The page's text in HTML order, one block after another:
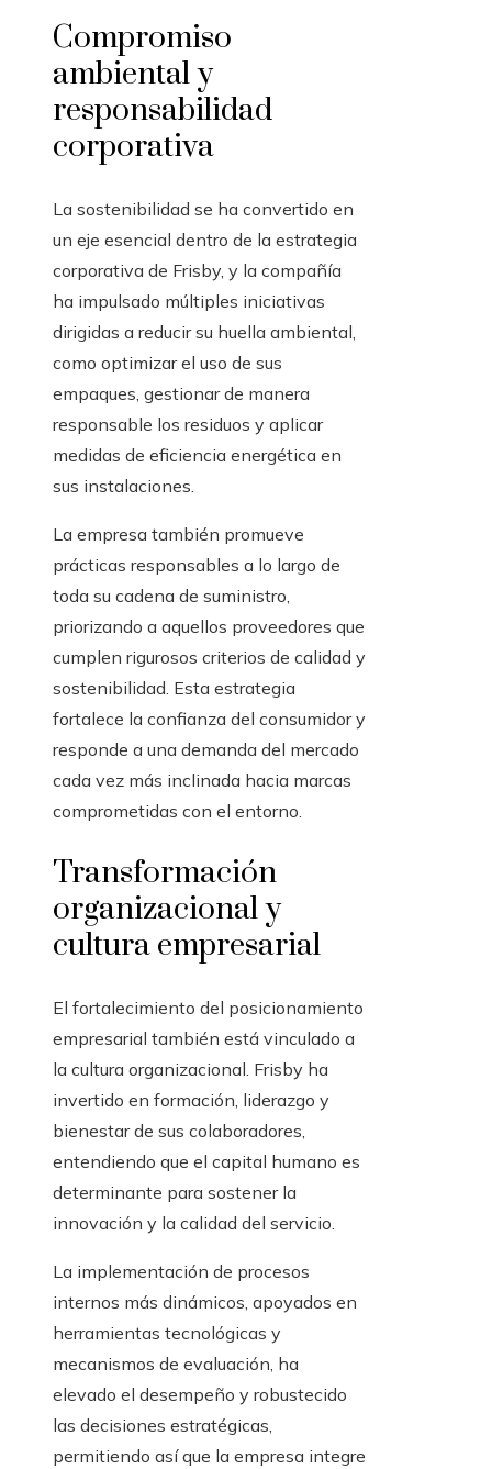
Compromiso
ambiental y
responsabilidad
corporativa
La sostenibilidad se ha convertido en
un eje esencial dentro de la estrategia
corporativa de Frisby, y la compañía
ha impulsado múltiples iniciativas
dirigidas a reducir su huella ambiental,
como optimizar el uso de sus
empaques, gestionar de manera
responsable los residuos y aplicar
medidas de eficiencia energética en
sus instalaciones.
La empresa también promueve
prácticas responsables a lo largo de
toda su cadena de suministro,
priorizando a aquellos proveedores que
cumplen rigurosos criterios de calidad y
sostenibilidad. Esta estrategia
fortalece la confianza del consumidor y
responde a una demanda del mercado
cada vez más inclinada hacia marcas
comprometidas con el entorno.
Transformación
organizacional y
cultura empresarial
El fortalecimiento del posicionamiento
empresarial también está vinculado a
la cultura organizacional. Frisby ha
invertido en formación, liderazgo y
bienestar de sus colaboradores,
entendiendo que el capital humano es
determinante para sostener la
innovación y la calidad del servicio.
La implementación de procesos
internos más dinámicos, apoyados en
herramientas tecnológicas y
mecanismos de evaluación, ha
elevado el desempeño y robustecido
las decisiones estratégicas,
permitiendo así que la empresa integre